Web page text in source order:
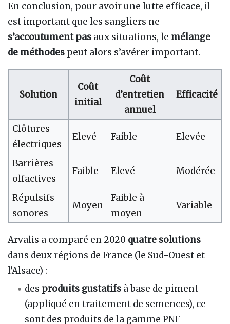
En conclusion, pour avoir une lutte efficace, il
est important que les sangliers ne
s’accoutument pas aux situations, le mélange
de méthodes peut alors s’avérer important.
Solution
Coût
initial
Coût
d’entretien
annuel
Efficacité
Clôtures
électriques
Elevé Faible Elevée
Barrières
olfactives
Faible Elevé Modérée
Répulsifs
sonores
Moyen
Faible à
moyen
Variable
Arvalis a comparé en 2020 quatre solutions
dans deux régions de France (le Sud-Ouest et
l’Alsace) :
des produits gustatifs à base de piment
(appliqué en traitement de semences), ce
sont des produits de la gamme PNF